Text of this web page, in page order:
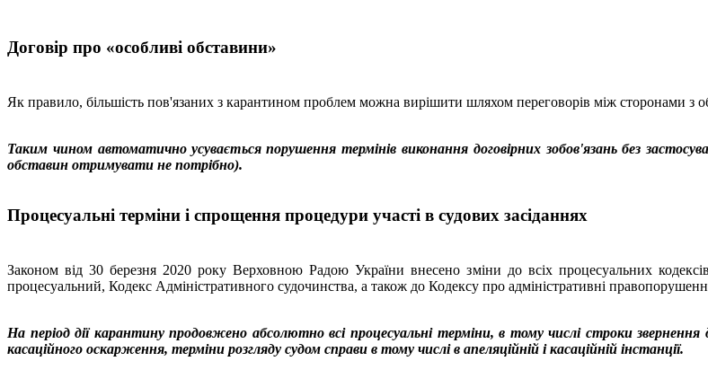
Договір про «особливі обставини»
Як правило, більшість пов'язаних з карантином проблем можна вирішити шляхом переговорів між сторонами з
Таким чином автоматично усувається порушення термінів виконання договірних зобов'язань без
обставин отримувати не потрібно).
Процесуальні терміни і спрощення процедури участі в судових засіданнях
Законом від 30 березня 2020 року Верховною Радою України внесено зміни до всіх процесуальних
процесуальний, Кодекс Адміністративного судочинства, а також до Кодексу про адміністративні
На період дії карантину продовжено абсолютно всі процесуальні терміни, в тому числі строки звернення
касаційного оскарження, терміни розгляду судом справи в тому числі в апеляційній і касаційній інстанції.